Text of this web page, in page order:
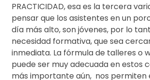
PRACTICIDAD, esa es la tercera
pensar que los asistentes en un
día más alto, son jóvenes, por lo
necesidad formativa, que sea
inmediata. La fórmula de talleres o
puede ser muy adecuada en estos
más importante aún, nos permiten